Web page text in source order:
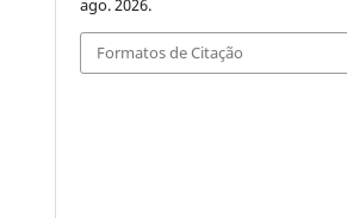
ago. 2026.
Formatos de Citação